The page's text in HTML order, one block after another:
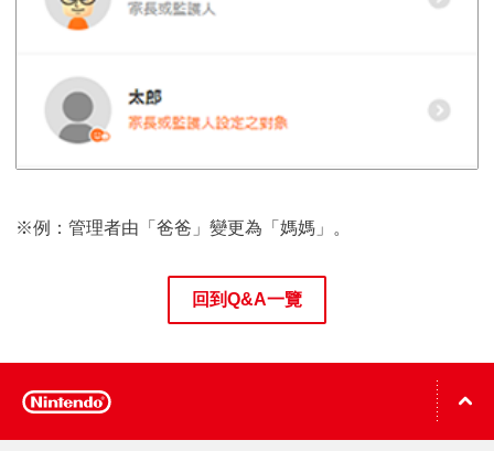
※例：管理者由「爸爸」變更為「媽媽」。
回到Q&A一覽